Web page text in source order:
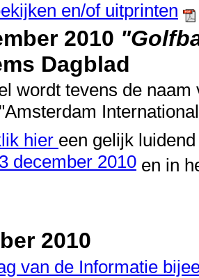
en/of uitprinten
2010
Dagblad
wordt tevens de
International
hier een gelijk
december 2010 en in
2010
van de Informatie